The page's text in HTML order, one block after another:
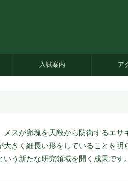
入試案内 ア
スが卵塊を天敵から防衛するエサ
きく細長い形をしていることを明
う新たな研究領域を開く成果です